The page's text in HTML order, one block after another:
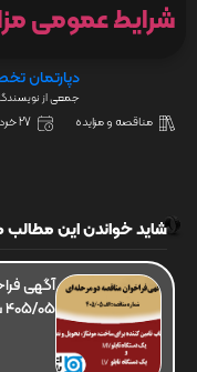
شرایط عمومی
دپارتمان
جمعی از
مناقصه و مزایده 27 خرداد 1405
شاید خواندن این مطالب
آگهی
405/05 شرکت ایران یاسا تایر و رابر